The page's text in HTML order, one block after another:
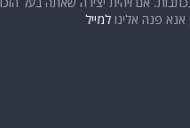
פנה אלינו למייל